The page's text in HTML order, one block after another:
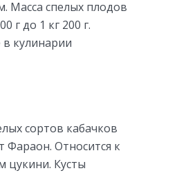
Масса спелых плодов
г до 1 кг 200 г.
кулинарии
сортов кабачков
Фараон. Относится к
цукини. Кусты